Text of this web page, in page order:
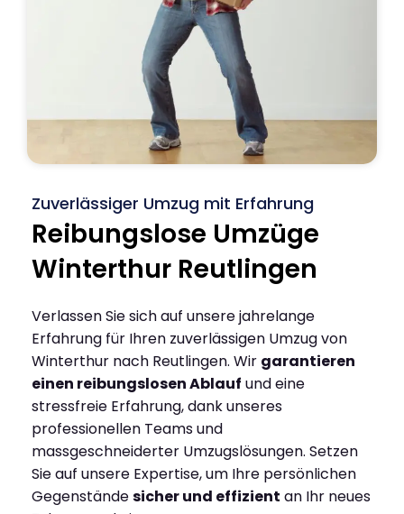
Zuverlässiger Umzug mit Erfahrung
Reibungslose Umzüge
Winterthur Reutlingen
Verlassen Sie sich auf unsere jahrelange
Erfahrung für Ihren zuverlässigen Umzug von
Winterthur nach Reutlingen. Wir garantieren
einen reibungslosen Ablauf und eine
stressfreie Erfahrung, dank unseres
professionellen Teams und
massgeschneiderter Umzugslösungen. Setzen
Sie auf unsere Expertise, um Ihre persönlichen
Gegenständesicher und effizient an Ihr neues